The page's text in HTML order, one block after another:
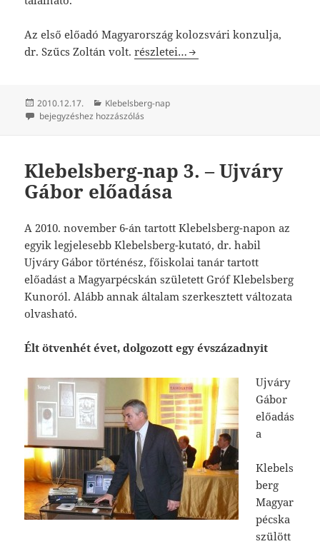
Az első előadó Magyarország kolozsvári konzulja,
dr. Szűcs Zoltán volt.Klebelsberg-nap 4. – Szűcs Zoltán
részletei…
Közzétéve
2010.12.17. Kategória
Klebelsberg-nap
Klebelsberg-nap 4. – Szűcs Zoltán konzul előadása
bejegyzéshez hozzászólás
Klebelsberg-nap 3. – Ujváry
Gábor előadása
A 2010. november 6-án tartott Klebelsberg-napon az
egyik legjelesebb Klebelsberg-kutató, dr. habil
Ujváry Gábor történész, főiskolai tanár tartott
előadást a Magyarpécskán született Gróf Klebelsberg
Kunoról. Alább annak általam szerkesztett változata
olvasható.
Élt ötvenhét évet, dolgozott egy évszázadnyit
Ujváry
Gábor
előadás
a
Klebels
berg
Magyar
pécska
szülött